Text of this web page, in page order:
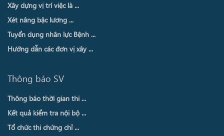
Xây dựng vị trí việc là ...
Xét nâng bậc lương ...
Tuyển dụng nhân lực Bệnh ...
Hướng dẫn các đơn vị xây ...
Thông báo SV
Thông báo thời gian thi ...
Kết quả kiểm tra nội bộ ...
Tổ chức thi chứng chỉ ...